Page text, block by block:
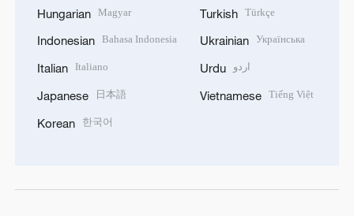
Hungarian Magyar
Indonesian Bahasa Indonesia
Italian Italiano
Japanese 日本語
Korean 한국어
Turkish Türkçe
Ukrainian Українська
Urdu اردو
Vietnamese Tiếng Việt